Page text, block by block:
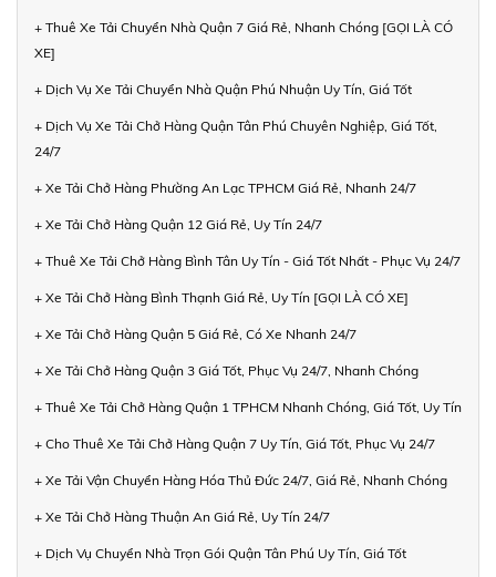
+ Thuê Xe Tải Chuyển Nhà Quận 7 Giá Rẻ, Nhanh Chóng [GỌI LÀ CÓ
XE]
+ Dịch Vụ Xe Tải Chuyển Nhà Quận Phú Nhuận Uy Tín, Giá Tốt
+ Dịch Vụ Xe Tải Chở Hàng Quận Tân Phú Chuyên Nghiệp, Giá Tốt,
24/7
+ Xe Tải Chở Hàng Phường An Lạc TPHCM Giá Rẻ, Nhanh 24/7
+ Xe Tải Chở Hàng Quận 12 Giá Rẻ, Uy Tín 24/7
+ Thuê Xe Tải Chở Hàng Bình Tân Uy Tín - Giá Tốt Nhất - Phục Vụ 24/7
+ Xe Tải Chở Hàng Bình Thạnh Giá Rẻ, Uy Tín [GỌI LÀ CÓ XE]
+ Xe Tải Chở Hàng Quận 5 Giá Rẻ, Có Xe Nhanh 24/7
+ Xe Tải Chở Hàng Quận 3 Giá Tốt, Phục Vụ 24/7, Nhanh Chóng
+ Thuê Xe Tải Chở Hàng Quận 1 TPHCM Nhanh Chóng, Giá Tốt, Uy Tín
+ Cho Thuê Xe Tải Chở Hàng Quận 7 Uy Tín, Giá Tốt, Phục Vụ 24/7
+ Xe Tải Vận Chuyển Hàng Hóa Thủ Đức 24/7, Giá Rẻ, Nhanh Chóng
+ Xe Tải Chở Hàng Thuận An Giá Rẻ, Uy Tín 24/7
+ Dịch Vụ Chuyển Nhà Trọn Gói Quận Tân Phú Uy Tín, Giá Tốt